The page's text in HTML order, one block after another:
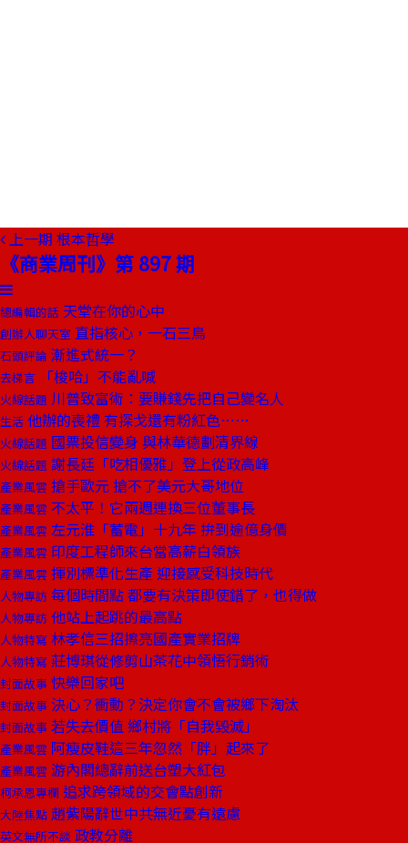
上一期 根本哲學
《商業周刊》第 897 期
總編輯的話 天堂在你的心中
創辦人聊天室 直指核心，一石三鳥
石頭評論 漸進式統一？
去梯言 「梭哈」不能亂喊
火線話題 川普致富術：要賺錢先把自己變名人
生活 他辦的喪禮 有探戈還有粉紅色……
火線話題 國票投信變身 與林華德劃清界線
火線話題 謝長廷「吃相優雅」登上從政高峰
產業風雲 搶手歐元 搶不了美元大哥地位
產業風雲 不太平！它兩週連換三位董事長
產業風雲 左元淮「蓄電」十九年 拚到逾億身價
產業風雲 印度工程師來台當高薪白領族
產業風雲 揮別標準化生產 迎接感受科技時代
人物專訪 每個時間點 都要有決策即使錯了，也得做
人物專訪 他站上起跳的最高點
人物特寫 林孝信三招擦亮國產實業招牌
人物特寫 莊博琪從修剪山茶花中領悟行銷術
封面故事 快樂回家吧
封面故事 決心？衝動？決定你會不會被鄉下淘汰
封面故事 若失去價值 鄉村將「自我毀滅」
產業風雲 阿瘦皮鞋這三年忽然「胖」起來了
產業風雲 游內閣總辭前送台塑大紅包
柯承恩專欄 追求跨領域的交會點創新
大陸焦點 趙紫陽辭世中共無近憂有遠慮
英文無所不談 政教分離